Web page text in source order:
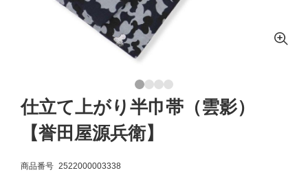
仕立て上がり半巾帯（雲影）
【誉田屋源兵衛】
商品番号 2522000003338